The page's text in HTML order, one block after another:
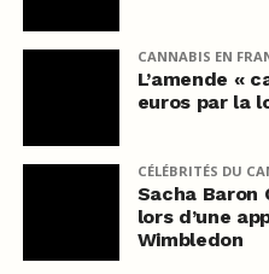
CANNABIS EN
L’amende «
euros par la
CÉLÉBRITÉS DU
Sacha Baron
lors d’une
Wimbledon